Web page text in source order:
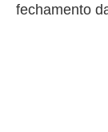
fechamento